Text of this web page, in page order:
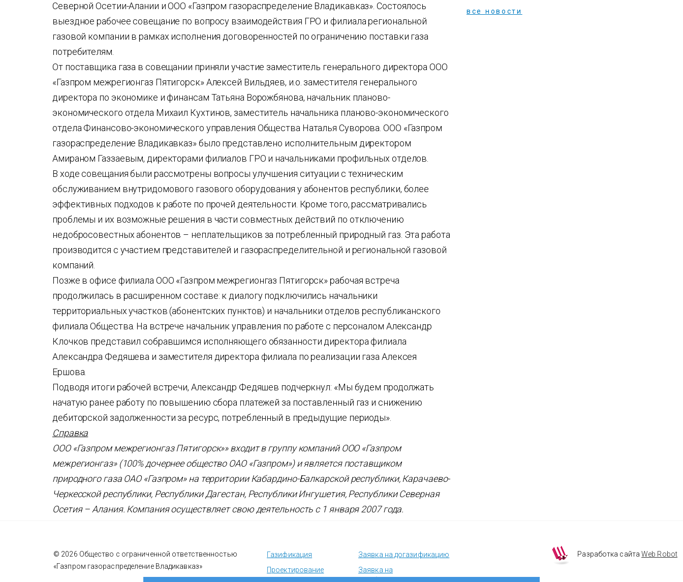
Северной Осетии-Алании и ООО «Газпром газораспределение Владикавказ». Состоялось
выездное рабочее совещание по вопросу взаимодействия ГРО и филиала региональной
газовой компании в рамках исполнения договоренностей по ограничению поставки газа
потребителям.
От поставщика газа в совещании приняли участие заместитель генерального директора ООО
«Газпром межрегионгаз Пятигорск» Алексей Вильдяев, и.о. заместителя генерального
директора по экономике и финансам Татьяна Ворожбянова, начальник планово-
экономического отдела Михаил Кухтинов, заместитель начальника планово-экономического
отдела Финансово-экономического управления Общества Наталья Суворова. ООО «Газпром
газораспределение Владикавказ» было представлено исполнительным директором
Амираном Газзаевым, директорами филиалов ГРО и начальниками профильных отделов.
В ходе совещания были рассмотрены вопросы улучшения ситуации с техническим
обслуживанием внутридомового газового оборудования у абонентов республики, более
эффективных подходов к работе по прочей деятельности. Кроме того, рассматривались
проблемы и их возможные решения в части совместных действий по отключению
недобросовестных абонентов – неплательщиков за потребленный природный газ. Эта работа
производится с участием представителей и газораспределительной и региональной газовой
компаний.
Позже в офисе филиала ООО «Газпром межрегионгаз Пятигорск» рабочая встреча
продолжилась в расширенном составе: к диалогу подключились начальники
территориальных участков (абонентских пунктов) и начальники отделов республиканского
филиала Общества. На встрече начальник управления по работе с персоналом Александр
Клочков представил собравшимся исполняющего обязанности директора филиала
Александра Федяшева и заместителя директора филиала по реализации газа Алексея
Ершова.
Подводя итоги рабочей встречи, Александр Федяшев подчеркнул: «Мы будем продолжать
начатую ранее работу по повышению сбора платежей за поставленный газ и снижению
дебиторской задолженности за ресурс, потребленный в предыдущие периоды».
Справка
ООО «Газпром межрегионгаз Пятигорск»» входит в группу компаний ООО «Газпром
межрегионгаз» (100% дочернее общество ОАО «Газпром») и является поставщиком
природного газа ОАО «Газпром» на территории Кабардино-Балкарской республики, Карачаево-
Черкесской республики, Республики Дагестан, Республики Ингушетия, Республики Северная
Осетия – Алания. Компания осуществляет свою деятельность с 1 января 2007 года.
все новости
© 2026 Общество с ограниченной ответственностью
«Газпром газораспределение Владикавказ»
Газификация
Проектирование
Заявка на догазификацию
Заявка на
Разработка сайтаWeb Robot